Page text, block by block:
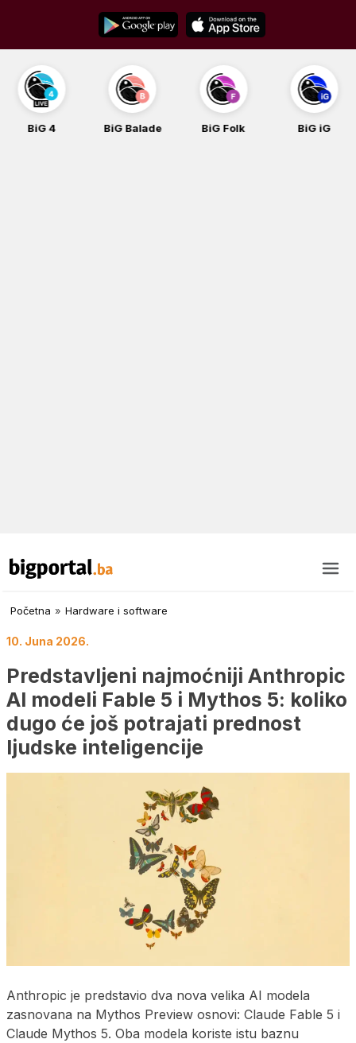
content
BiG 4 BiG Balade BiG Folk BiG iG
Početna » Hardware i software
10. Juna 2026.
Predstavljeni najmoćniji Anthropic
AI modeli Fable 5 i Mythos 5: koliko
dugo će još potrajati prednost
ljudske inteligencije
Anthropic je predstavio dva nova velika AI modela
zasnovana na Mythos Preview osnovi: Claude Fable 5 i
Claude Mythos 5. Oba modela koriste istu baznu